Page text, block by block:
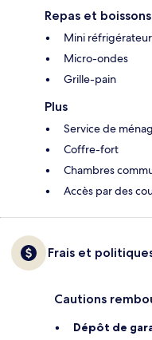
Repas et boissons
Mini réfrigérateur
Micro-ondes
Grille-pain
Plus
Service de
Coffre-fort
Chambres
Accès par des
Frais et
Cautions
Dépôt de